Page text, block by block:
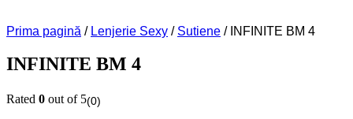
Prima pagină / Lenjerie Sexy / Sutiene / INFINITE BM 4
INFINITE BM 4
Rated 0 out of 5(0)